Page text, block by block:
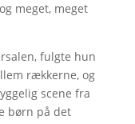
meget, meget
fulgte hun
rækkerne, og
scene fra
børn på det